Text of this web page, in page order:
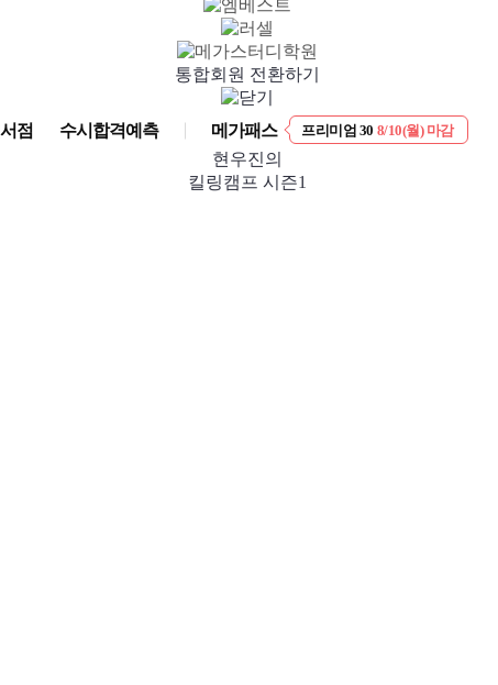
통합회원 전환하기
점 수시합격예측 메가패스
프리미엄 30 8/10(월) 마감
현우진의
킬링캠프 시즌1